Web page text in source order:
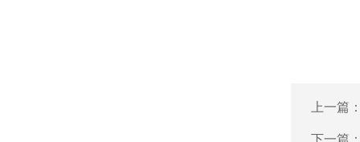
上一篇：
下一篇：